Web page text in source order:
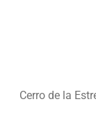
Cerro de la